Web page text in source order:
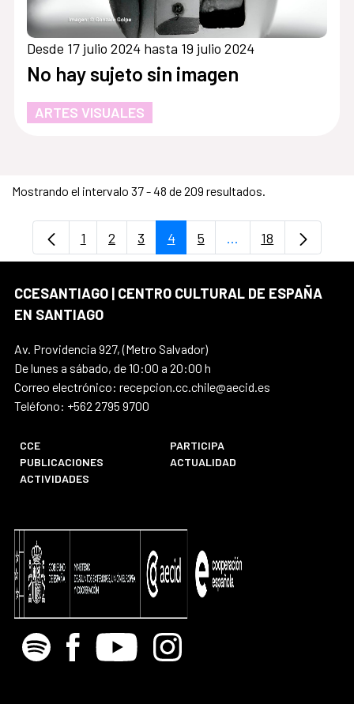
Desde 17 julio 2024 hasta 19 julio 2024
No hay sujeto sin imagen
ARTES VISUALES
Mostrando el intervalo 37 - 48 de 209 resultados.
Página
1 Página
2 Página
3 Página
4 Página
5 ...PáginasPágina
18
CCESANTIAGO | CENTRO CULTURAL DE ESPAÑA
EN SANTIAGO
Av. Providencia 927, (Metro Salvador)
De lunes a sábado, de 10:00 a 20:00 h
Correo electrónico: recepcion.cc.chile@aecid.es
Teléfono: +562 2795 9700
CCE
PARTICIPA
PUBLICACIONES
ACTUALIDAD
ACTIVIDADES
Spotify Facebook
Youtube Instagram